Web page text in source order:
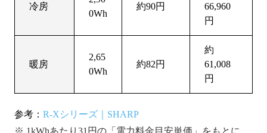
冷房
0Wh
約90円
66,960
円
暖房
2,65
0Wh
約82円
約
61,008
円
参考： R-Xシリーズ｜SHARP